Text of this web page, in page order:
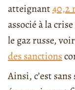
atteignant40,2
associé à la
le gaz russe,
des sanctions
Ainsi, c’est